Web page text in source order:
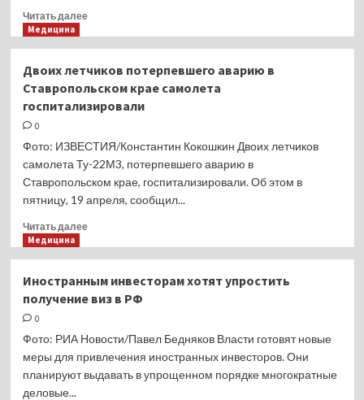
Читать далееПрочитать
предупредили
москвичей
о
и
порывах
ветра
19
Медицина
Двоих летчиков потерпевшего аварию в
Ставропольском крае самолета
госпитализировали
0
Фото: ИЗВЕСТИЯ/Константин Кокошкин Двоих летчиков
самолета Ту-22М3, потерпевшего аварию в
Ставропольском крае, госпитализировали. Об этом в
пятницу, 19 апреля, сообщил...
Читать далееПрочитать
летчиков
потерпевшего
в
Ставропольском
крае
самолета
Медицина
Иностранным инвесторам хотят упростить
получение виз в РФ
0
Фото: РИА Новости/Павел Бедняков Власти готовят новые
меры для привлечения иностранных инвесторов. Они
планируют выдавать в упрощенном порядке многократные
деловые...